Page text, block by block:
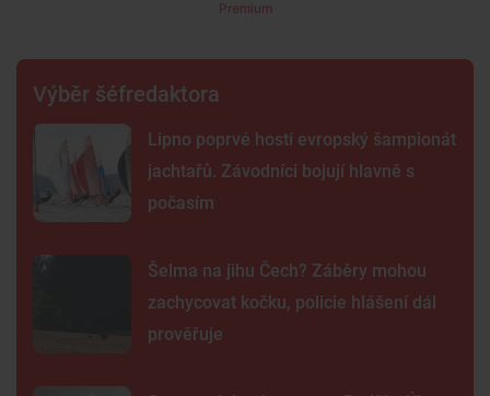
Premium
Výběr šéfredaktora
Lipno poprvé hostí evropský šampionát
jachtařů. Závodníci bojují hlavně s
počasím
Šelma na jihu Čech? Záběry mohou
zachycovat kočku, policie hlášení dál
prověřuje